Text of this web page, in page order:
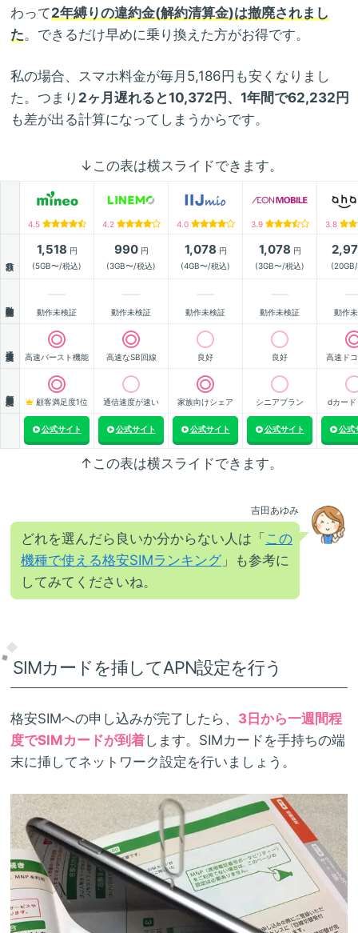
わって2年縛りの違約金(解約清算金)は撤廃されまし
た。できるだけ早めに乗り換えた方がお得です。
私の場合、スマホ料金が毎月5,186円も安くなりまし
た。つまり 2ヶ月遅れると10,372円、1年間で62,232円
も差が出る計算になってしまうからです。
↓この表は横スライドできます。
4.5 4.2 4.0 3.9 3.8
1,518 円
(5GB〜/税込)
990円
(3GB〜/税込)
1,078 円
(4GB〜/税込)
1,078 円
(3GB〜/税込)
動作未検証 動作未検証 動作未検証 動作未検証 動作
高速バースト機能 高速なSB回線 良好 良好 高速ド
顧客満足度1位 通信速度が速い 家族向けシェア シニアプラン dカード
公式サイト 公式サイト 公式サイト 公式サイト 公式
↑この表は横スライドできます。
吉田あゆみ
どれを選んだら良いか分からない人は「この
機種で使える格安SIMランキング 」も参考に
してみてくださいね。
SIMカードを挿してAPN設定を行う
格安SIMへの申し込みが完了したら、 3日から一週間程
度でSIMカードが到着します。SIMカードを手持ちの端
末に挿してネットワーク設定を行いましょう。